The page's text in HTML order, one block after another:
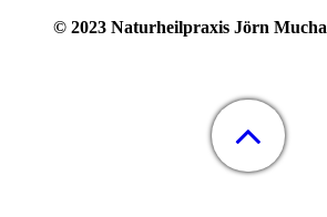
© 2023 Naturheilpraxis Jörn